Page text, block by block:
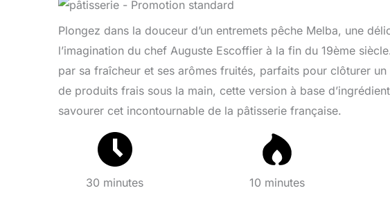
Plongez dans la douceur d’un entremets pêche Melba, une
l’imagination du chef Auguste Escoffier à la fin du 19ème
par sa fraîcheur et ses arômes fruités, parfaits pour clôturer un
de produits frais sous la main, cette version à base
savourer cet incontournable de la pâtisserie française.
30 minutes 10 minutes